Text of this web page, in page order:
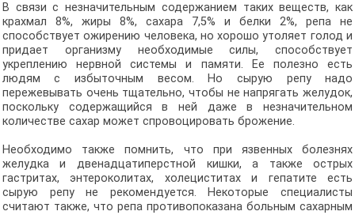
В связи с незначительным содержанием таких веществ, как
крахмал 8%, жиры 8%, сахара 7,5% и белки 2%, репа не
способствует ожирению человека, но хорошо утоляет голод и
придает организму необходимые силы, способствует
укреплению нервной системы и памяти. Ее полезно есть
людям с избыточным весом. Но сырую репу надо
пережевывать очень тщательно, чтобы не напрягать желудок,
поскольку содержащийся в ней даже в незначительном
количестве сахар может спровоцировать брожение.
Необходимо также помнить, что при язвенных болезнях
желудка и двенадцатиперстной кишки, а также острых
гастритах, энтероколитах, холециститах и гепатите есть
сырую репу не рекомендуется. Некоторые специалисты
считают также, что репа противопоказана больным сахарным